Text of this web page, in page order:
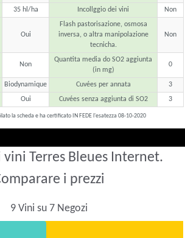
35 hl/ha Incollggio dei vini Non
Oui
Flash pastorisazione, osmosa
inversa, o altra manipolazione
tecnicha.
Non
Non
Quantita media do SO2 aggiunta
(in mg)
0
Biodynamique Cuvées per annata
3
Oui Cuvées senza aggiunta di SO2 3
la scheda e ha certificato IN FEDE l'esatezza 08-10-2020
vini Terres Bleues Internet.
i prezzi
9 Vini su 7 Negozi